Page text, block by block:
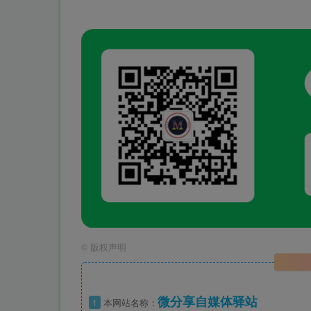
© 版权声明
1 本网站名称： 微分享自媒体驿站